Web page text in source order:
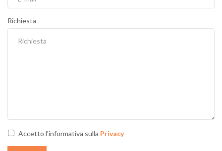
Richiesta
Accetto l'informativa sulla Privacy